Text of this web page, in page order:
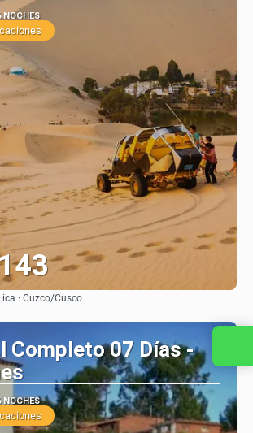
NOCHES
ica · Cuzco/Cusco
Completo 07 Días -
NOCHES
Contacta con nosotros